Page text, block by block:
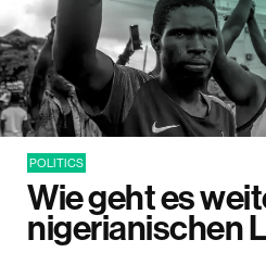
POLITICS
Wie geht es
nigerianischen